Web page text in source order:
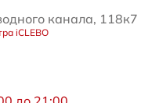
канала, 118к7
iCLEBO